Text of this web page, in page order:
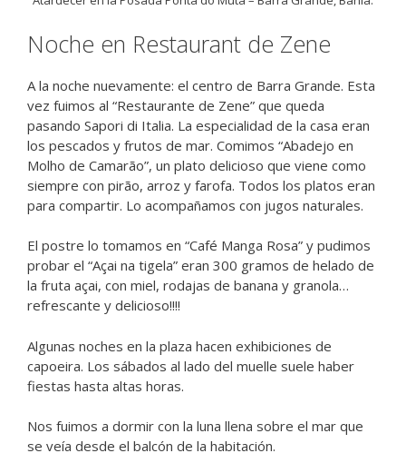
Noche en Restaurant de Zene
A la noche nuevamente: el centro de Barra Grande. Esta
vez fuimos al “Restaurante de Zene” que queda
pasando Sapori di Italia. La especialidad de la casa eran
los pescados y frutos de mar. Comimos “Abadejo en
Molho de Camarão”, un plato delicioso que viene como
siempre con pirão, arroz y farofa. Todos los platos eran
para compartir. Lo acompañamos con jugos naturales.
El postre lo tomamos en “Café Manga Rosa” y pudimos
probar el “Açai na tigela” eran 300 gramos de helado de
la fruta açai, con miel, rodajas de banana y granola…
refrescante y delicioso!!!!
Algunas noches en la plaza hacen exhibiciones de
capoeira. Los sábados al lado del muelle suele haber
fiestas hasta altas horas.
Nos fuimos a dormir con la luna llena sobre el mar que
se veía desde el balcón de la habitación.